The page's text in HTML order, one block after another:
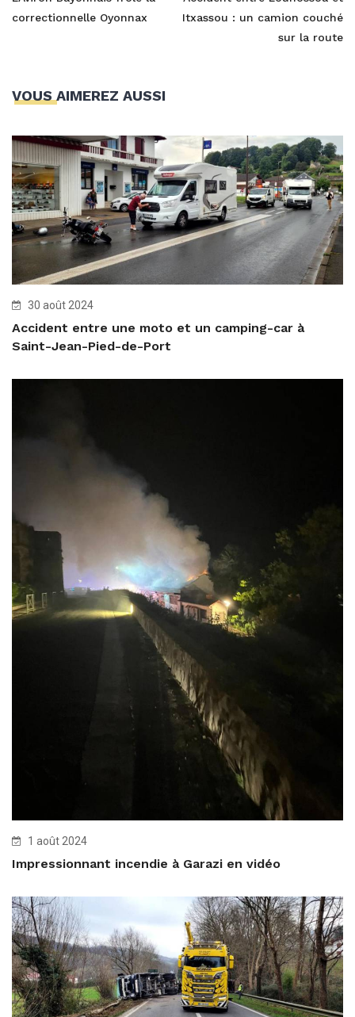
correctionnelle Oyonnax
Itxassou : un camion couché
sur la route
VOUS AIMEREZ AUSSI
30 août 2024
Accident entre une moto et un camping-car à
Saint-Jean-Pied-de-Port
1 août 2024
Impressionnant incendie à Garazi en vidéo